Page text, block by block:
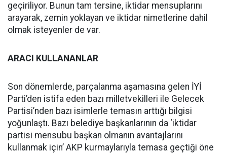
geçiriliyor. Bunun tam tersine, iktidar mensuplarını
arayarak, zemin yoklayan ve iktidar nimetlerine dahil
olmak isteyenler de var.
ARACI KULLANANLAR
Son dönemlerde, parçalanma aşamasına gelen İYİ
Parti’den istifa eden bazı milletvekilleri ile Gelecek
Partisi’nden bazı isimlerle temasın arttığı bilgisi
yoğunlaştı. Bazı belediye başkanlarının da ‘iktidar
partisi mensubu başkan olmanın avantajlarını
kullanmak için’ AKP kurmaylarıyla temasa geçtiği öne